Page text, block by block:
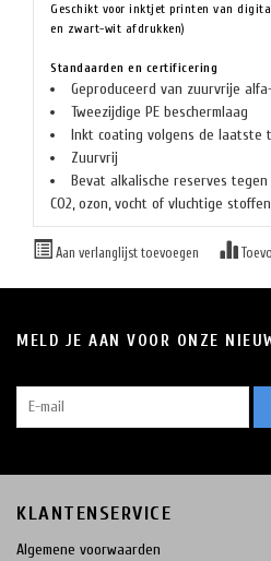
Geschikt voor inktjet printen van
en zwart-wit afdrukken)
Standaarden en certificering
Geproduceerd van zuurvrije
Tweezijdige PE beschermlaag
Inkt coating volgens de laatste
Zuurvrij
Bevat alkalische reserves
CO2, ozon, vocht of vluchtige
Aan verlanglijst toevoegen
MELD JE AAN VOOR ONZE
KLANTENSERVICE
Algemene voorwaarden